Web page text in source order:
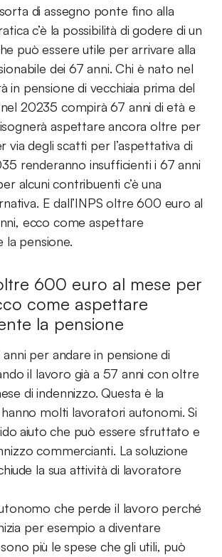
di assegno ponte fino alla
c’è la possibilità di godere di un
può essere utile per arrivare alla
dei 67 anni. Chi è nato nel
in pensione di vecchiaia prima del
20235 compirà 67 anni di età e
aspettare ancora oltre per
via degli scatti per l’aspettativa di
renderanno insufficienti i 67 anni
alcuni contribuenti c’è una
E dall’INPS oltre 600 euro al
ecco come aspettare
pensione.
600 euro al mese per
come aspettare
la pensione
per andare in pensione di
il lavoro già a 57 anni con oltre
di indennizzo. Questa è la
molti lavoratori autonomi. Si
aiuto che può essere sfruttato e
commercianti. La soluzione
la sua attività di lavoratore
che perde il lavoro perché
per esempio a diventare
più le spese che gli utili, può